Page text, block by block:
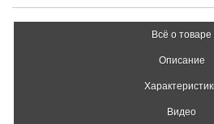
Всё о товаре
Описание
Видео